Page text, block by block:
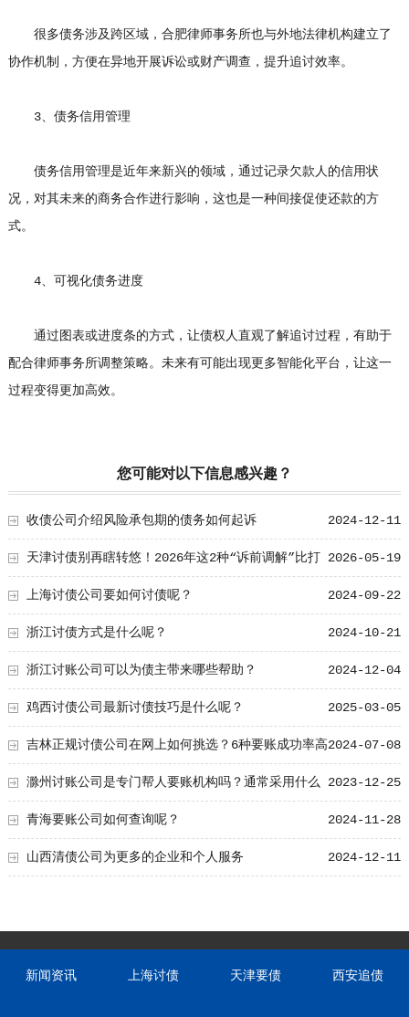
很多债务涉及跨区域，合肥律师事务所也与外地法律机构建立了
协作机制，方便在异地开展诉讼或财产调查，提升追讨效率。
3、债务信用管理
债务信用管理是近年来新兴的领域，通过记录欠款人的信用状
况，对其未来的商务合作进行影响，这也是一种间接促使还款的方
式。
4、可视化债务进度
通过图表或进度条的方式，让债权人直观了解追讨过程，有助于
配合律师事务所调整策略。未来有可能出现更多智能化平台，让这一
过程变得更加高效。
您可能对以下信息感兴趣？
2024-12-11
收债公司介绍风险承包期的债务如何起诉
2026-05-19
天津讨债别再瞎转悠！2026年这2种“诉前调解”比打
官司快，立马给钱 2024-09-22
上海讨债公司要如何讨债呢？
2024-10-21
浙江讨债方式是什么呢？
2024-12-04
浙江讨账公司可以为债主带来哪些帮助？
2025-03-05
鸡西讨债公司最新讨债技巧是什么呢？
2024-07-08
吉林正规讨债公司在网上如何挑选？6种要账成功率高
的合法技巧！ 2023-12-25
滁州讨账公司是专门帮人要账机构吗？通常采用什么
方法？ 2024-11-28
青海要账公司如何查询呢？
2024-12-11
山西清债公司为更多的企业和个人服务
新闻资讯 上海讨债 天津要债 西安追债